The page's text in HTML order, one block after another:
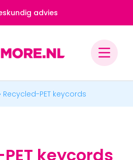
advies
Recycled-PET keycords
keycords